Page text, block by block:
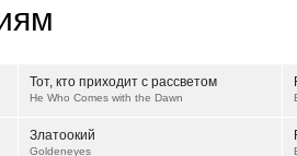
Тот, кто приходит с рассветом
He Who Comes with the Dawn
Златоокий
Goldeneyes